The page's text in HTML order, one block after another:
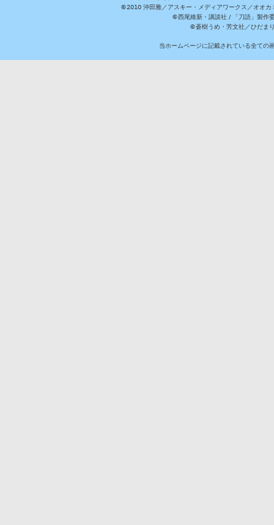
©2010 沖田雅／アスキー・メディアワークス／オオ
©西尾維新・講談社 / 「刀語」製作
©蒼樹うめ・芳文社／ひだま
当ホームページに記載されている全ての